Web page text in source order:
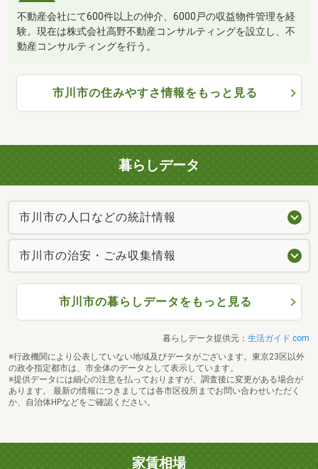
不動産会社にて600件以上の仲介、6000戸の収益物件管理を経
験。現在は株式会社高野不動産コンサルティングを設立し、不
動産コンサルティングを行う。
市川市の住みやすさ情報をもっと見る
暮らしデータ
市川市の人口などの統計情報
市川市の治安・ごみ収集情報
市川市の暮らしデータをもっと見る
暮らしデータ提供元： 生活ガイド.com
※行政機関により公表していない地域及びデータがございます。東京23区以外
の政令指定都市は、市全体のデータとして表示しています。
※提供データには細心の注意を払っておりますが、調査後に変更がある場合が
あります。 最新の情報につきましては各市区役所までお問い合わせいただく
か、自治体HPなどをご確認ください。
家賃相場